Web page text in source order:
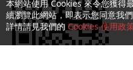
本網站使用 Cookies 來令您獲得
續瀏覽此網站，即表示您同意我
詳情請見我們的 Cookies 使用政